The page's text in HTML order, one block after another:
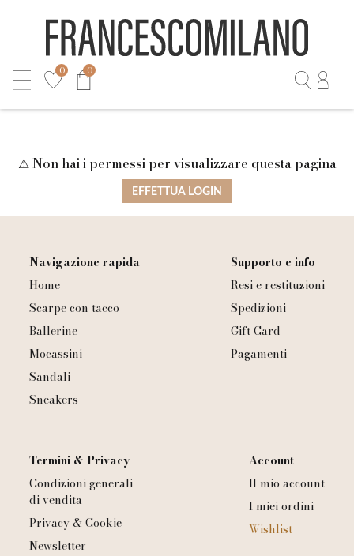
0 0
⚠ Non hai i permessi per visualizzare questa pagina
EFFETTUA LOGIN
Navigazione rapida
Home
Scarpe con tacco
Ballerine
Mocassini
Sandali
Sneakers
Supporto e info
Resi e restituzioni
Spedizioni
Gift Card
Pagamenti
Termini & Privacy
Condizioni generali
di vendita
Privacy & Cookie
Newsletter
Account
Il mio account
I miei ordini
Wishlist